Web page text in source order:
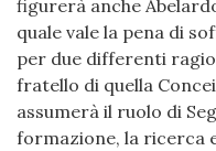
figurerà anche
quale vale la pena di
per due differenti
fratello di quella
assumerà il ruolo di
formazione, la ricerca